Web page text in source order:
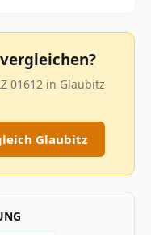
01612 in Glaubitz
Glaubitz